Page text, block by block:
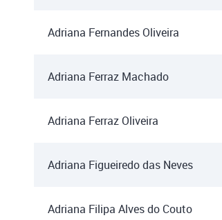
Adriana Fernandes Oliveira
Adriana Ferraz Machado
Adriana Ferraz Oliveira
Adriana Figueiredo das Neves
Adriana Filipa Alves do Couto